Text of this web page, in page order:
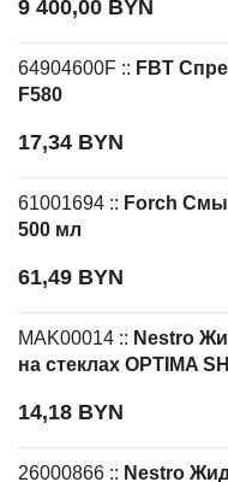
9 400,00 BYN
64904600F :: FBT
F580
17,34 BYN
61001694 :: Forch
500 мл
61,49 BYN
MAK00014 :: Nestro
на стеклах OPTIMA
14,18 BYN
26000866 :: Nestro